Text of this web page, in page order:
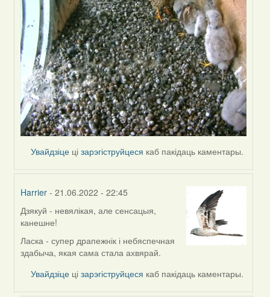
Увайдзіце цізарэгіструйцеся каб пакідаць каментары.
Harrier - 21.06.2022 - 22:45
In
reply
to
by
Дзякуй - невялікая, але сенсацыя,
канешне!
Ласка - супер драпежнік і небяспечная
здабыча, якая сама стала ахвярай.
Увайдзіце цізарэгіструйцеся каб пакідаць каментары.